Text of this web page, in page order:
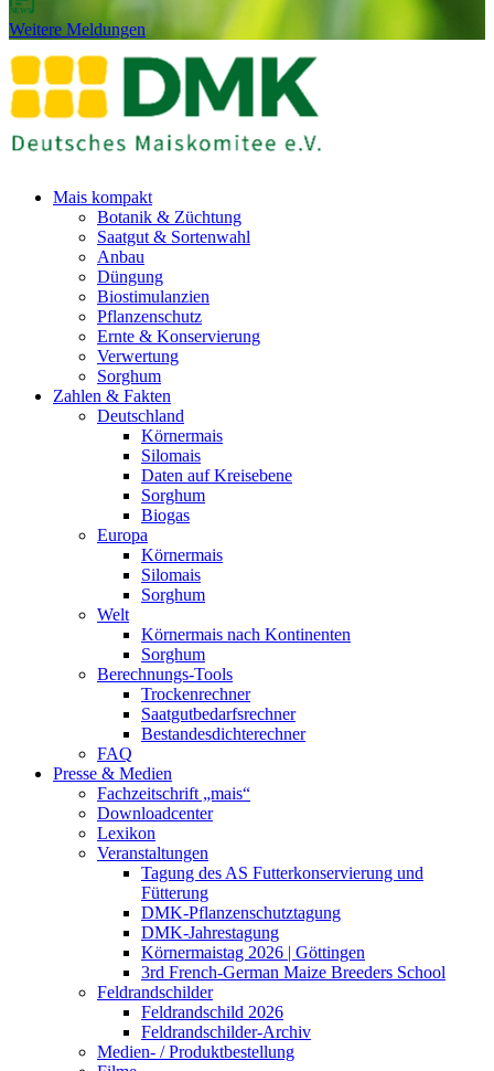
Weitere Meldungen
Mais kompakt
Botanik & Züchtung
Saatgut & Sortenwahl
Anbau
Düngung
Biostimulanzien
Pflanzenschutz
Ernte & Konservierung
Verwertung
Sorghum
Zahlen & Fakten
Deutschland
Körnermais
Silomais
Daten auf Kreisebene
Sorghum
Biogas
Europa
Körnermais
Silomais
Sorghum
Welt
Körnermais nach Kontinenten
Sorghum
Berechnungs-Tools
Trockenrechner
Saatgutbedarfsrechner
Bestandesdichterechner
FAQ
Presse & Medien
Fachzeitschrift „mais“
Downloadcenter
Lexikon
Veranstaltungen
Tagung des AS Futterkonservierung und
Fütterung
DMK-Pflanzenschutztagung
DMK-Jahrestagung
Körnermaistag 2026 | Göttingen
3rd French-German Maize Breeders School
Feldrandschilder
Feldrandschild 2026
Feldrandschilder-Archiv
Medien- / Produktbestellung